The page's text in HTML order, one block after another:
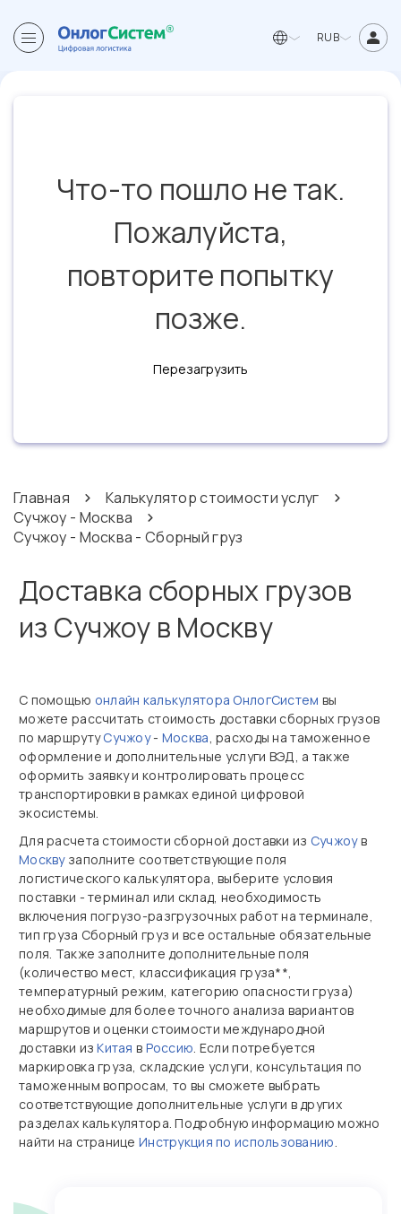
RUB
Что-то пошло не так.
Пожалуйста,
повторите попытку
позже.
Перезагрузить
Главная
Калькулятор стоимости услуг
Сучжоу - Москва
Сучжоу - Москва - Сборный груз
Доставка сборных грузов
из Сучжоу в Москву
С помощью онлайн калькулятора ОнлогСистем вы
можете рассчитать стоимость доставки сборных грузов
по маршрутуСучжоу- Москва, расходы на таможенное
оформление и дополнительные услуги ВЭД, а также
оформить заявку и контролировать процесс
транспортировки в рамках единой цифровой
экосистемы.
Для расчета стоимости сборной доставки из Сучжоув
Москвузаполните соответствующие поля
логистического калькулятора, выберите условия
поставки - терминал или склад, необходимость
включения погрузо-разгрузочных работ на терминале,
тип груза Сборный груз и все остальные обязательные
поля. Также заполните дополнительные поля
(количество мест, классификация груза**,
температурный режим, категорию опасности груза)
необходимые для более точного анализа вариантов
маршрутов и оценки стоимости международной
доставки изКитая в Россию. Если потребуется
маркировка груза, складские услуги, консультация по
таможенным вопросам, то вы сможете выбрать
соответствующие дополнительные услуги в других
разделах калькулятора. Подробную информацию можно
найти на страницеИнструкция по использованию.